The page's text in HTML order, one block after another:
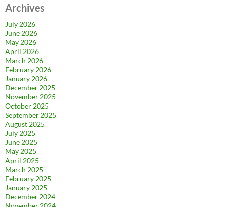
Archives
July 2026
June 2026
May 2026
April 2026
March 2026
February 2026
January 2026
December 2025
November 2025
October 2025
September 2025
August 2025
July 2025
June 2025
May 2025
April 2025
March 2025
February 2025
January 2025
December 2024